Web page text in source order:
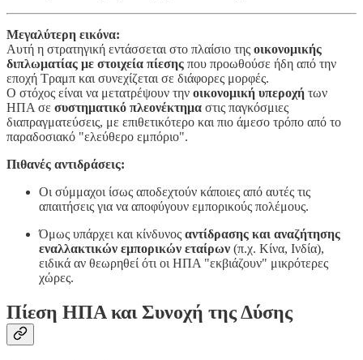
Μεγαλύτερη εικόνα:
Αυτή η στρατηγική εντάσσεται στο πλαίσιο της οικονομικής
διπλωματίας με στοιχεία πίεσης που προωθούσε ήδη από την
εποχή Τραμπ και συνεχίζεται σε διάφορες μορφές.
Ο στόχος είναι να μετατρέψουν την οικονομική υπεροχή των
ΗΠΑ σε συστηματικό πλεονέκτημα στις παγκόσμιες
διαπραγματεύσεις, με επιθετικότερο και πιο άμεσο τρόπο από το
παραδοσιακό "ελεύθερο εμπόριο".
Πιθανές αντιδράσεις:
Οι σύμμαχοι ίσως αποδεχτούν κάποιες από αυτές τις
απαιτήσεις για να αποφύγουν εμπορικούς πολέμους.
Όμως υπάρχει και κίνδυνος αντίδρασης και αναζήτησης
εναλλακτικών εμπορικών εταίρων (π.χ. Κίνα, Ινδία),
ειδικά αν θεωρηθεί ότι οι ΗΠΑ "εκβιάζουν" μικρότερες
χώρες.
Πίεση ΗΠΑ και Συνοχή της Δύσης